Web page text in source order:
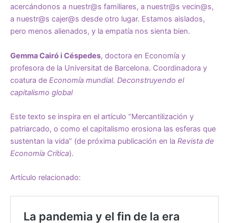
acercándonos a nuestr@s familiares, a nuestr@s vecin@s,
a nuestr@s cajer@s desde otro lugar. Estamos aislados,
pero menos alienados, y la empatía nos sienta bien.
Gemma Cairó i Céspedes, doctora en Economía y
profesora de la Universitat de Barcelona. Coordinadora y
coatura de Economía mundial. Deconstruyendo el
capitalismo global
Este texto se inspira en el artículo “Mercantilización y
patriarcado, o como el capitalismo erosiona las esferas que
sustentan la vida” (de próxima publicación en la Revista de
Economía Crítica).
Artículo relacionado: